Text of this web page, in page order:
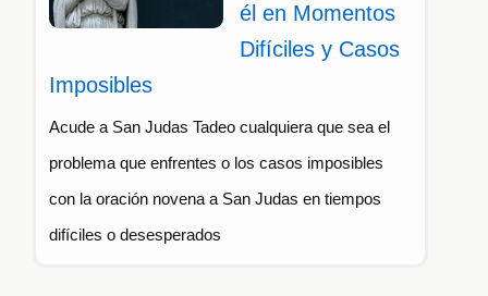
él en Momentos
Difíciles y Casos
Imposibles
Acude a San Judas Tadeo cualquiera que sea el
problema que enfrentes o los casos imposibles
con la oración novena a San Judas en tiempos
difíciles o desesperados